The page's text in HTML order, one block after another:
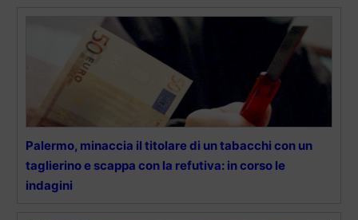
Palermo, minaccia il titolare di un tabacchi con un
taglierino e scappa con la refutiva: in corso le
indagini